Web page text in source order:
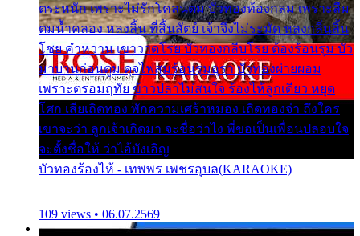
ตระหนัก เพราะไม่รักโคลนตม บัวทองท้องกลม เพราะลืม
ตมน้ำคลอง หลงลิ้น ที่สิ้นสัตย์ เจ้าจึงไม่ระมัด หลงกลิ่นลิ้น
โชย คำหวาน เขาวาดโรย บัวทองกลีบโรย ต้องร้อนรุม บัว
มาบานก่อนตูม ดุจไฟสุมร้อนรุมอุรา บัวทองผ่ายผอม
เพราะตรอมฤทัย ข้าวปลาไม่สนใจ ร้องไห้ลูกเดียว หยุด
โศก เสียเถิดทอง พักความเศร้าหมอง เถิดทองจ๋า ถึงใคร
เขาจะว่า ลูกเจ้าเกิดมา จะชื่อว่าไง พี่ขอเป็นเพื่อนปลอบใจ
จะตั้งชื่อให้ ว่าไอ้บังเอิญ
บัวทองร้องไห้ - เทพพร เพชรอุบล(KARAOKE)
109 views • 06.07.2569